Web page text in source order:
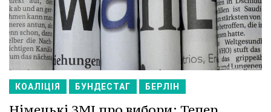
КОАЛІЦІЯ БУНДЕСТАГ БЕРЛІН